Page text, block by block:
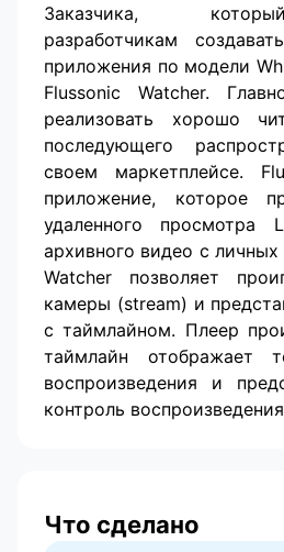
Заказчика,
разработчикам
приложения по модели
Flussonic Watcher.
реализовать хорошо
последующего
своем маркетплейсе.
приложение, которое
удаленного просмотра
архивного видео с
Watcher позволяет
камеры (stream) и
с таймлайном. Плеер
таймлайн отображает
воспроизведения и
контроль
Что сделано